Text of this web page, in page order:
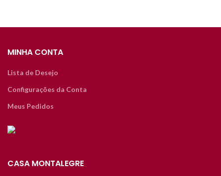
MINHA CONTA
Lista de Desejo
Configurações da Conta
Meus Pedidos
CASA MONTALEGRE